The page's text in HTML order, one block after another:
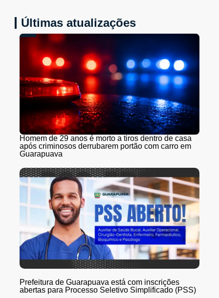
Últimas atualizações
Homem de 29 anos é morto a tiros dentro de casa
após criminosos derrubarem portão com carro em
Guarapuava
Prefeitura de Guarapuava está com inscrições
abertas para Processo Seletivo Simplificado (PSS)